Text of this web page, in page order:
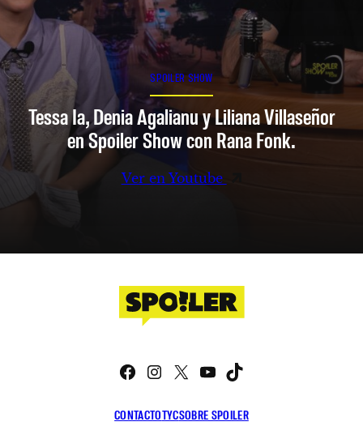
SPOILER SHOW
Tessa Ia, Denia Agalianu y Liliana Villaseñor
en Spoiler Show con Rana Fonk.
Ver en Youtube
CONTACTOTYCSOBRE SPOILER
Facebook
Instagram
X YouTube